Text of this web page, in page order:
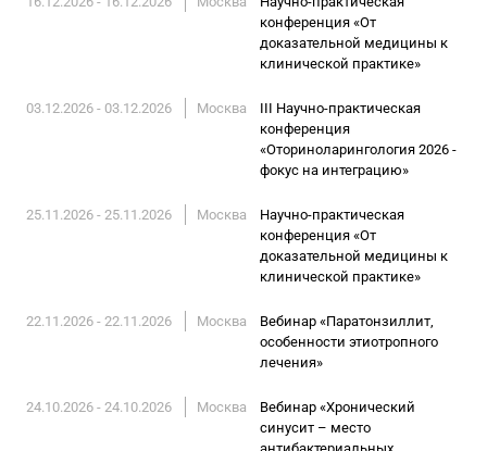
конференция «От
доказательной медицины к
клинической практике»
03.12.2026 - 03.12.2026 Москва
III Научно-практическая
конференция
«Оториноларингология 2026 -
фокус на интеграцию»
25.11.2026 - 25.11.2026 Москва
Научно-практическая
конференция «От
доказательной медицины к
клинической практике»
22.11.2026 - 22.11.2026 Москва
Вебинар «Паратонзиллит,
особенности этиотропного
лечения»
24.10.2026 - 24.10.2026 Москва
Вебинар «Хронический
синусит – место